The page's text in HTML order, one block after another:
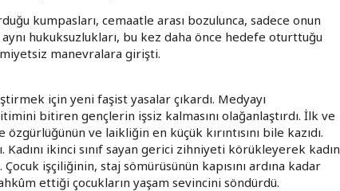
kumpasları, cemaatle arası bozulunca, sadece onun
hukuksuzlukları, bu kez daha önce hedefe oturttuğu
manevralara girişti.
için yeni faşist yasalar çıkardı. Medyayı
bitiren gençlerin işsiz kalmasını olağanlaştırdı. İlk ve
ve laikliğin en küçük kırıntısını bile kazıdı.
Kadını ikinci sınıf sayan gerici zihniyeti körükleyerek kadın
işçiliğinin, staj sömürüsünün kapısını ardına kadar
ettiği çocukların yaşam sevincini söndürdü.